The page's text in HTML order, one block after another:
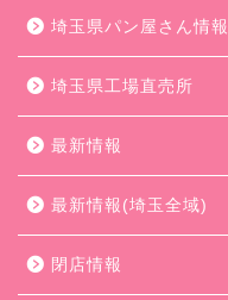
埼玉県パン屋さん情報
埼玉県工場直売所
最新情報
最新情報(埼玉全域)
閉店情報